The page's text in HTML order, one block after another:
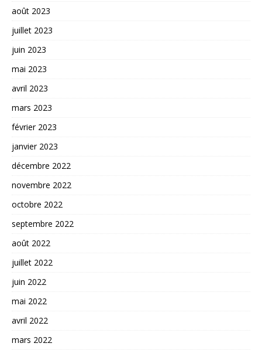
août 2023
juillet 2023
juin 2023
mai 2023
avril 2023
mars 2023
février 2023
janvier 2023
décembre 2022
novembre 2022
octobre 2022
septembre 2022
août 2022
juillet 2022
juin 2022
mai 2022
avril 2022
mars 2022